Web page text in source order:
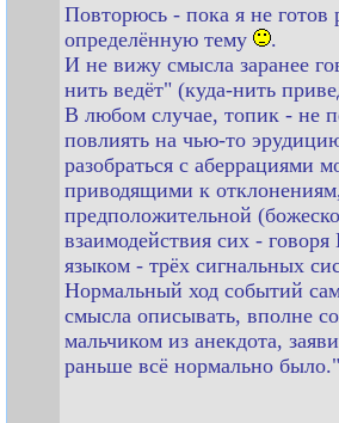
Повторюсь - пока я не готов
определённую тему
.
И не вижу смысла заранее
нить ведёт" (куда-нить
В любом случае, топик - не
повлиять на чью-то
разобраться с аберрациями
приводящими к
предположительной
взаимодействия сих -
языком - трёх сигнальных
Нормальный ход событий
смысла описывать, вполне
мальчиком из анекдота,
раньше всё нормально было."